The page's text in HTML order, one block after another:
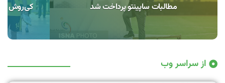
مطالبات ساپینتو پرداخت شد کی‌روش ۳ استقلالی را به تیم‌ملی دعوت نکرد
از سراسر وب